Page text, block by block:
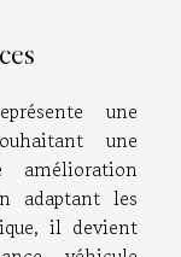
une
une
amélioration
adaptant les
il devient